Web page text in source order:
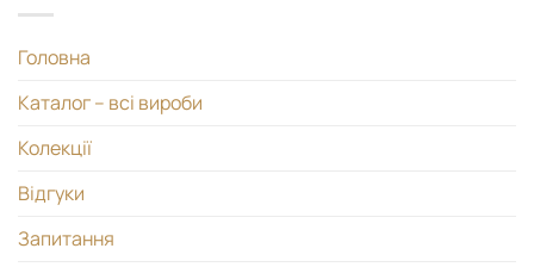
Головна
Каталог – всі вироби
Колекції
Відгуки
Запитання